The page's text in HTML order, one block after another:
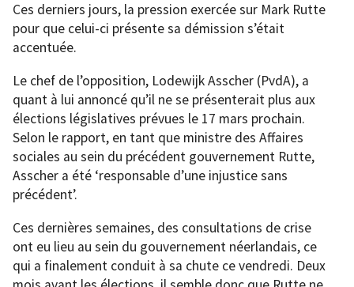
Ces derniers jours, la pression exercée sur Mark Rutte
pour que celui-ci présente sa démission s’était
accentuée.
Le chef de l’opposition, Lodewijk Asscher (PvdA), a
quant à lui annoncé qu’il ne se présenterait plus aux
élections législatives prévues le 17 mars prochain.
Selon le rapport, en tant que ministre des Affaires
sociales au sein du précédent gouvernement Rutte,
Asscher a été ‘responsable d’une injustice sans
précédent’.
Ces dernières semaines, des consultations de crise
ont eu lieu au sein du gouvernement néerlandais, ce
qui a finalement conduit à sa chute ce vendredi. Deux